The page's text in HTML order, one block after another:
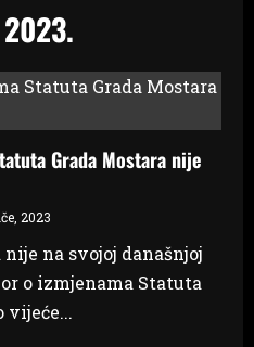
Grada Mostara nije
2023
na svojoj današnjoj
o izmjenama Statuta
vijeće...